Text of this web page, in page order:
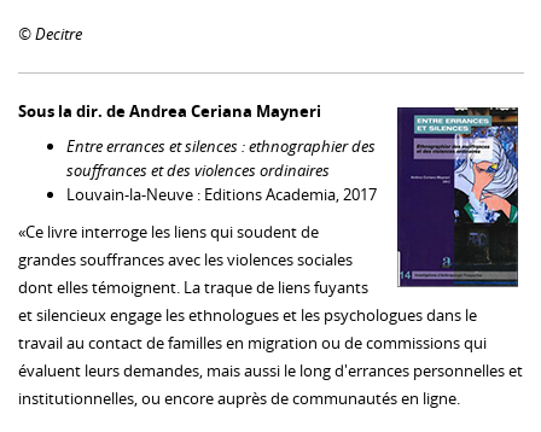
© Decitre
Sous la dir. de Andrea Ceriana Mayneri
Entre errances et silences : ethnographier des
souffrances et des violences ordinaires
Louvain-la-Neuve : Editions Academia, 2017
«Ce livre interroge les liens qui soudent de
grandes souffrances avec les violences sociales
dont elles témoignent. La traque de liens fuyants
et silencieux engage les ethnologues et les psychologues dans le
travail au contact de familles en migration ou de commissions qui
évaluent leurs demandes, mais aussi le long d'errances personnelles et
institutionnelles, ou encore auprès de communautés en ligne.